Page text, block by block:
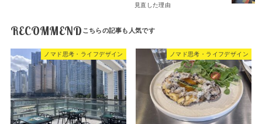
見直した理由
RECOMMEND
ノマド思考・ライフデザイン ノマド思考・ライフデザイン